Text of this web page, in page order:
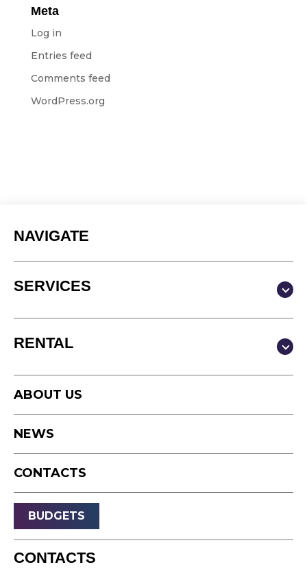
Meta
Log in
Entries feed
Comments feed
WordPress.org
NAVIGATE
SERVICES
Production & Content
Video
Podcast
Timelapse
Drone
Sound
Light
Platforms
RENTAL
Studio
Equipment
ABOUT US
NEWS
CONTACTS
BUDGETS
CONTACTS